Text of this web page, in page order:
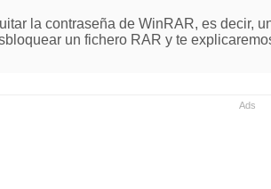
la contraseña de WinRAR, es decir,
un fichero RAR y te